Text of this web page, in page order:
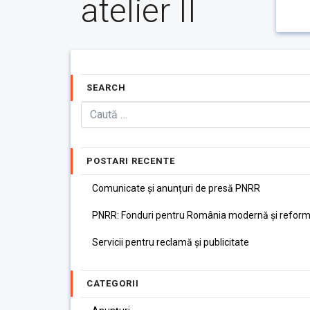
atelier II
SEARCH
POSTARI RECENTE
Comunicate și anunțuri de presă PNRR
PNRR: Fonduri pentru România modernă și
Servicii pentru reclamă și publicitate
CATEGORII